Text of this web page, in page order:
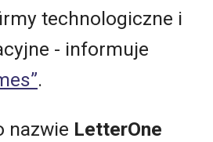
technologiczne i
- informuje
.
nazwie LetterOne